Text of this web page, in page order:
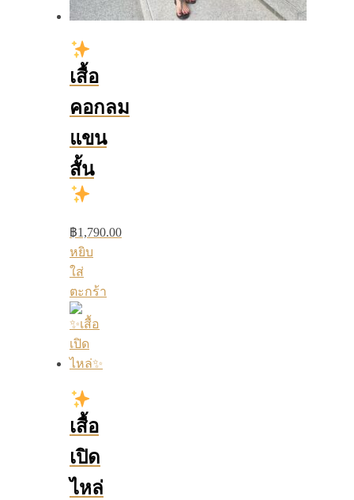
เสื้อ
คอกลม
แขน
สั้น
฿1,790.00
หยิบ
ใส่
ตะกร้า
เสื้อ
เปิด
ไหล่